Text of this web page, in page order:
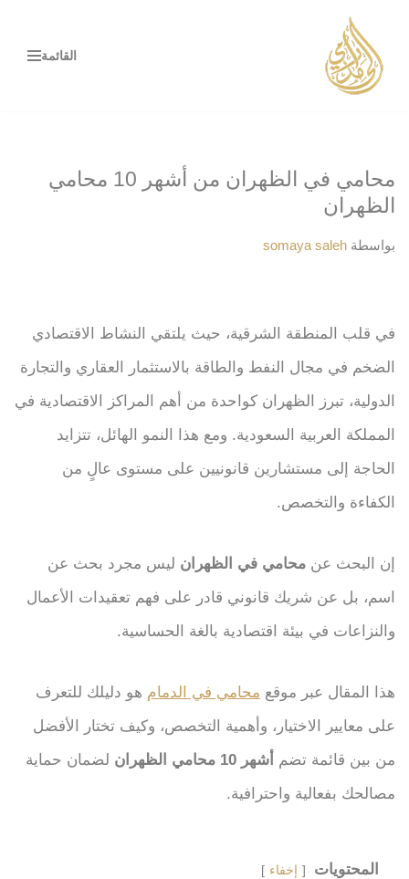
تخطى
إلى
القائمة
محامي في الظهران من أشهر 10 محامي
الظهران
بواسطة somaya saleh
في قلب المنطقة الشرقية، حيث يلتقي النشاط الاقتصادي
الضخم في مجال النفط والطاقة بالاستثمار العقاري والتجارة
الدولية، تبرز الظهران كواحدة من أهم المراكز الاقتصادية في
المملكة العربية السعودية. ومع هذا النمو الهائل، تتزايد
الحاجة إلى مستشارين قانونيين على مستوى عالٍ من
الكفاءة والتخصص.
إن البحث عن محامي في الظهران ليس مجرد بحث عن
اسم، بل عن شريك قانوني قادر على فهم تعقيدات الأعمال
والنزاعات في بيئة اقتصادية بالغة الحساسية.
هذا المقال عبر موقع محامي في الدمام هو دليلك للتعرف
على معايير الاختيار، وأهمية التخصص، وكيف تختار الأفضل
من بين قائمة تضم أشهر 10 محامي الظهران
لضمان حماية
مصالحك بفعالية واحترافية.
المحتويات إخفاء